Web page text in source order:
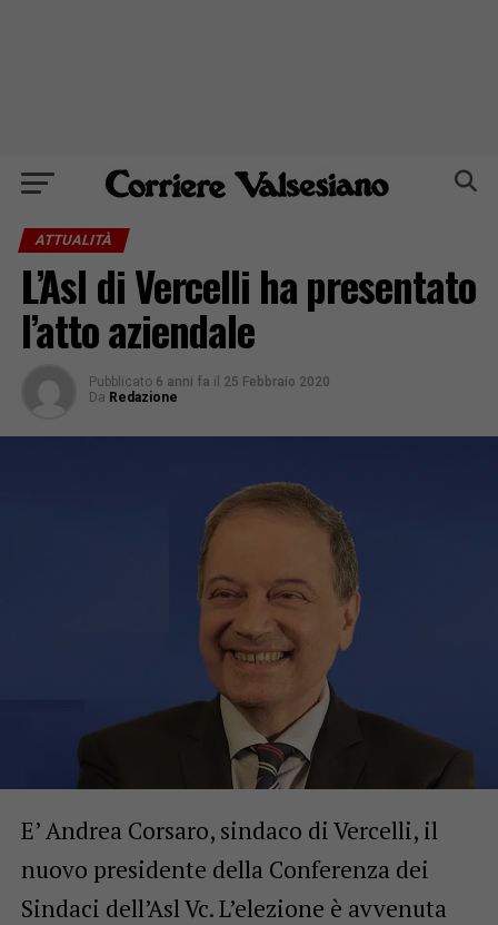
ATTUALITÀ
L’Asl di Vercelli ha presentato
l’atto aziendale
Pubblicato 6 anni fa il 25 Febbraio 2020
Da Redazione
E’ Andrea Corsaro, sindaco di Vercelli, il
nuovo presidente della Conferenza dei
Sindaci dell’Asl Vc. L’elezione è avvenuta